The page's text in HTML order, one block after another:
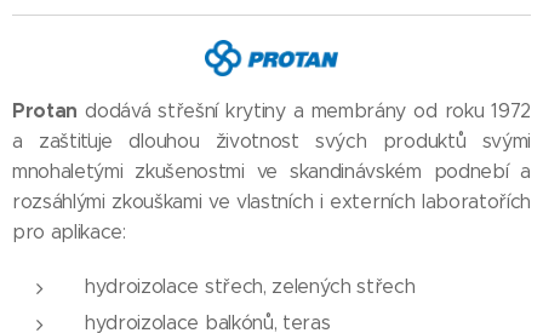
Protan dodává střešní krytiny a membrány od roku 1972
a zaštiťuje dlouhou životnost svých produktů svými
mnohaletými zkušenostmi ve skandinávském podnebí a
rozsáhlými zkouškami ve vlastních i externích laboratořích
pro aplikace:
hydroizolace střech, zelených střech
hydroizolace balkónů, teras